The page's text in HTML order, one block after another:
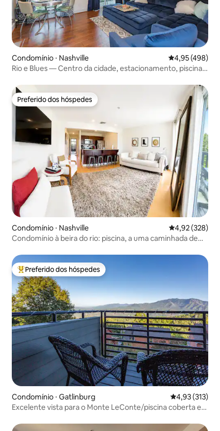
Condomínio ⋅ Nashville 4,95 de uma
4,95 (498)
Rio e Blues — Centro da cidade, estacionamento, piscina,
Preferido dos hóspedes
Preferido dos hóspedes
Condomínio ⋅ Nashville 4,92 de uma
4,92 (328)
Condomínio à beira do rio: piscina, a uma caminhada de
Entre os melhores preferidos dos hóspedes
Preferido dos hóspedes
Condomínio ⋅ Gatlinburg 4,93 de uma
4,93 (313)
Excelente vista para o Monte LeConte/piscina coberta e